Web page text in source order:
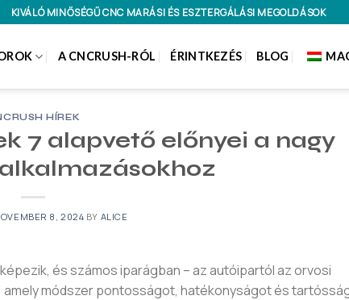
KIVÁLÓ MINŐSÉGŰ CNC MARÁSI ÉS ESZTERGÁLÁSI MEGOLDÁSOK
A CNCRUSH-RÓL ÉRINTKEZÉS BLOG
HÍREK
7 alapvető előnyei a nagy
8, 2024 BY ALICE
és számos iparágban – az autóipartól az orvosi
amely módszer pontosságot, hatékonyságot és